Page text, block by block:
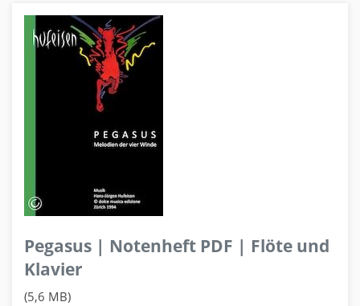
Pegasus | Notenheft PDF | Flöte und
Klavier
(5,6 MB)